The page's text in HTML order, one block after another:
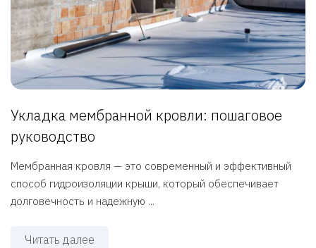
Укладка мембранной кровли: пошаговое
руководство
Мембранная кровля — это современный и эффективный
способ гидроизоляции крыши, который обеспечивает
долговечность и надежную ...
Читать далее